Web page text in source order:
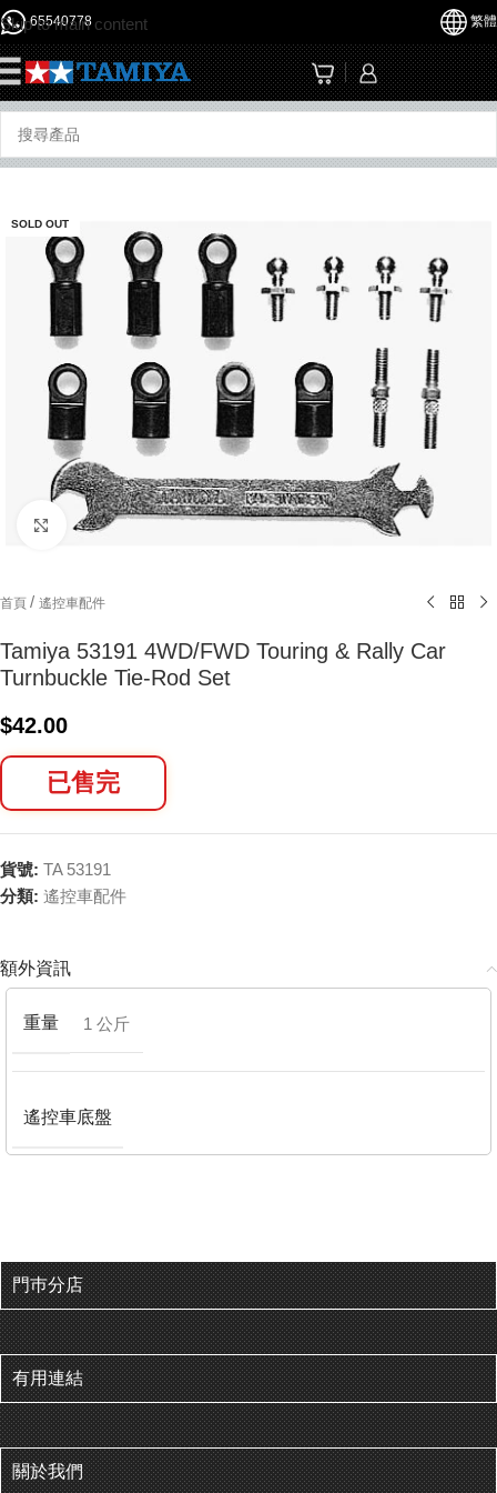
Skip to main content
65540778 繁體
SOLD OUT
Click to enlarge
首頁 / 遙控車配件
Tamiya 53191 4WD/FWD Touring & Rally Car
Turnbuckle Tie-Rod Set
$42.00
已售完
貨號: TA 53191
分類: 遙控車配件
額外資訊
重量 1 公斤
遙控車底盤
門巿分店
有用連結
關於我們